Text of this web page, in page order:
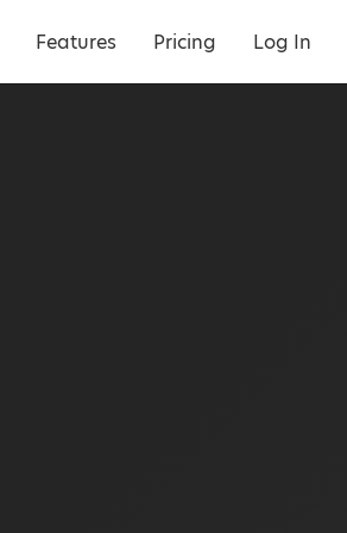
Features Pricing Log In